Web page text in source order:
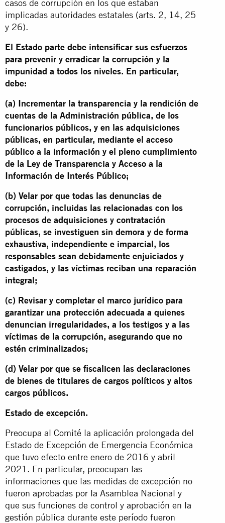
casos de corrupción en los que estaban
implicadas autoridades estatales (arts. 2, 14, 25
y 26).
El Estado parte debe intensificar sus esfuerzos
para prevenir y erradicar la corrupción y la
impunidad a todos los niveles. En particular,
debe:
(a) Incrementar la transparencia y la rendición de
cuentas de la Administración pública, de los
funcionarios públicos, y en las adquisiciones
públicas, en particular, mediante el acceso
público a la información y el pleno cumplimiento
de la Ley de Transparencia y Acceso a la
Información de Interés Público;
(b) Velar por que todas las denuncias de
corrupción, incluidas las relacionadas con los
procesos de adquisiciones y contratación
públicas, se investiguen sin demora y de forma
exhaustiva, independiente e imparcial, los
responsables sean debidamente enjuiciados y
castigados, y las víctimas reciban una reparación
integral;
(c) Revisar y completar el marco jurídico para
garantizar una protección adecuada a quienes
denuncian irregularidades, a los testigos y a las
víctimas de la corrupción, asegurando que no
estén criminalizados;
(d) Velar por que se fiscalicen las declaraciones
de bienes de titulares de cargos políticos y altos
cargos públicos.
Estado de excepción.
Preocupa al Comité la aplicación prolongada del
Estado de Excepción de Emergencia Económica
que tuvo efecto entre enero de 2016 y abril
2021. En particular, preocupan las
informaciones que las medidas de excepción no
fueron aprobadas por la Asamblea Nacional y
que sus funciones de control y aprobación en la
gestión pública durante este período fueron